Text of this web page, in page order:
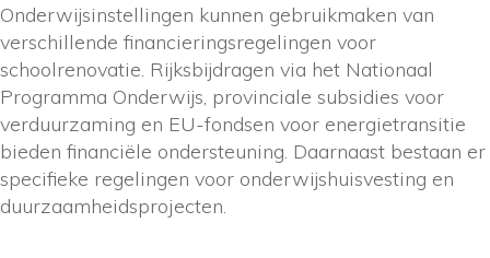
Onderwijsinstellingen kunnen gebruikmaken van
verschillende financieringsregelingen voor
schoolrenovatie. Rijksbijdragen via het Nationaal
Programma Onderwijs, provinciale subsidies voor
verduurzaming en EU-fondsen voor energietransitie
bieden financiële ondersteuning. Daarnaast bestaan er
specifieke regelingen voor onderwijshuisvesting en
duurzaamheidsprojecten.